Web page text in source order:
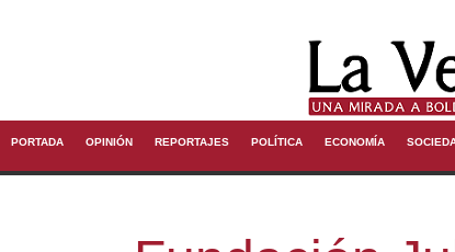
PORTADA OPINIÓN REPORTAJES POLÍTICA ECONOMÍA